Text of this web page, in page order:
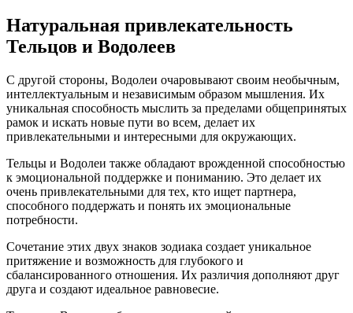
Натуральная привлекательность
Тельцов и Водолеев
С другой стороны, Водолеи очаровывают своим необычным,
интеллектуальным и независимым образом мышления. Их
уникальная способность мыслить за пределами общепринятых
рамок и искать новые пути во всем, делает их
привлекательными и интересными для окружающих.
Тельцы и Водолеи также обладают врожденной способностью
к эмоциональной поддержке и пониманию. Это делает их
очень привлекательными для тех, кто ищет партнера,
способного поддержать и понять их эмоциональные
потребности.
Сочетание этих двух знаков зодиака создает уникальное
притяжение и возможность для глубокого и
сбалансированного отношения. Их различия дополняют друг
друга и создают идеальное равновесие.